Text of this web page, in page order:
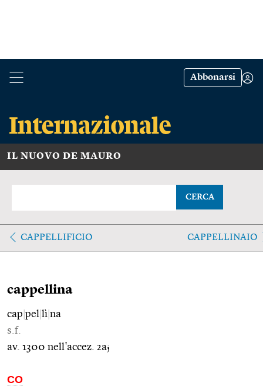
Abbonarsi
IL NUOVO DE MAURO
CERCA
CAPPELLIFICIO CAPPELLINAIO
cappellina
cap pel lì na
s.f.
av. 1300 nell'accez. 2a;
CO